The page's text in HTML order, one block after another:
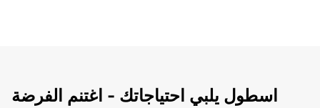
اسطول يلبي احتياجاتك - اغتنم الفرضة